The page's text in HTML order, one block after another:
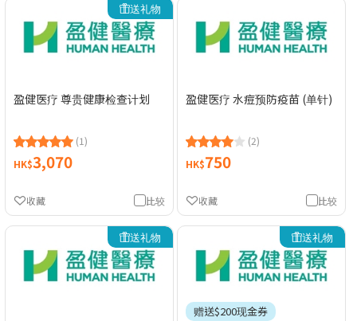
送礼物
盈健医疗 尊贵健康检查计划
(1)
HK$3,070
比较
收藏
盈健医疗 水痘预防疫苗 (单针)
(2)
HK$750
比较
收藏
送礼物 送礼物
赠送$200现金券